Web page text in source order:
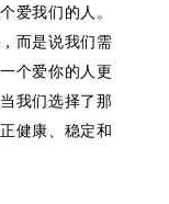
爱我们的人。
而是说我们需
个爱你的人更
我们选择了那
健康、稳定和